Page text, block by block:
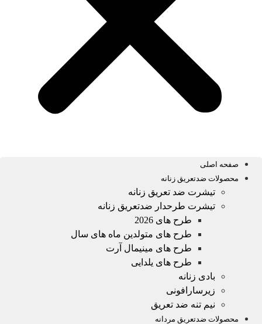
صفحه اصلی
محصولات ضدتعریق زنانه
تیشرت ضد تعریق زنانه
تیشرت طرحدار ضدتعریق زنانه
طرح های 2026
طرح های متولدین ماه های سال
طرح های مینیمال آرت
طرح های یلدایی
بادی زنانه
زیرسارافونی
نیم تنه ضد تعریق
محصولات ضدتعریق مردانه